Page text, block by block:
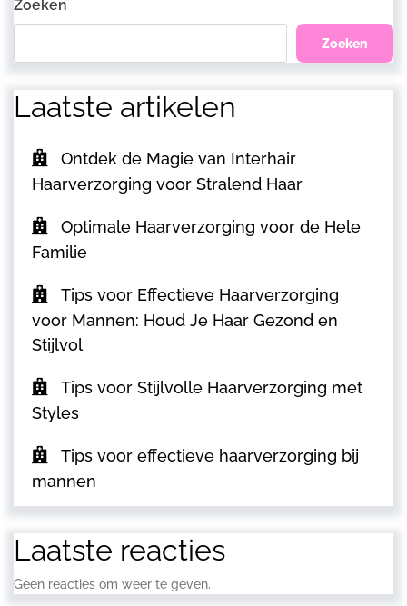
Zoeken
Zoeken
Laatste artikelen
Ontdek de Magie van Interhair
Haarverzorging voor Stralend Haar
Optimale Haarverzorging voor de Hele
Familie
Tips voor Effectieve Haarverzorging
voor Mannen: Houd Je Haar Gezond en
Stijlvol
Tips voor Stijlvolle Haarverzorging met
Styles
Tips voor effectieve haarverzorging bij
mannen
Laatste reacties
Geen reacties om weer te geven.